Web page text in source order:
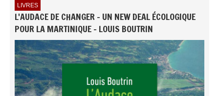
LIVRES
L'AUDACE DE CHANGER - UN NEW DEAL ÉCOLOGIQUE
POUR LA MARTINIQUE - LOUIS BOUTRIN